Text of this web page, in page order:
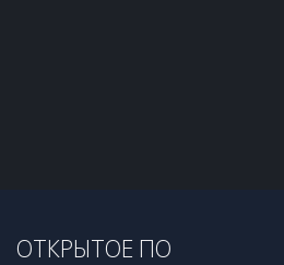
ОТКРЫТОЕ ПО